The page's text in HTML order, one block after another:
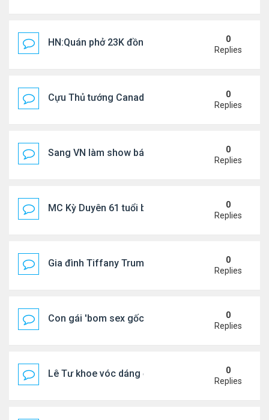
HN:Quán phở 23K đồng một bát, 7 năm không
0
Replies
Cựu Thủ tướng Canada thoa kem chống nắng
0
Replies
Sang VN làm show bán vé giá "trên trời"
0
Replies
MC Kỳ Duyên 61 tuổi bị soi nhan sắc khi 0
Replies
Gia đình Tiffany Trump đi nghỉ ở Spain
0
Replies
Con gái 'bom sex gốc Việt' đón tuổi 18
0
Replies
Lê Tư khoe vóc dáng ở châu Âu
0
Replies